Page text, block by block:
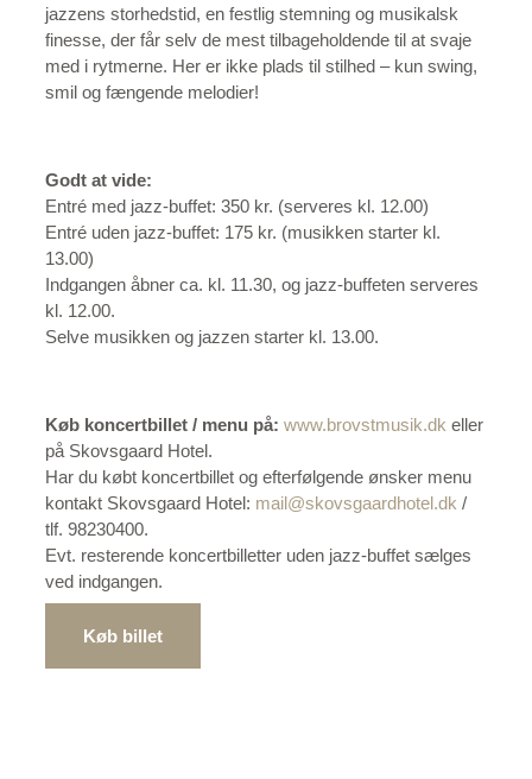
jazzens storhedstid, en festlig stemning og musikalsk
finesse, der får selv de mest tilbageholdende til at svaje
med i rytmerne. Her er ikke plads til stilhed – kun swing,
smil og fængende melodier!
Godt at vide:
Entré med jazz-buffet: 350 kr. (serveres kl. 12.00)
Entré uden jazz-buffet: 175 kr. (musikken starter kl.
13.00)
Indgangen åbner ca. kl. 11.30, og jazz-buffeten serveres
kl. 12.00.
Selve musikken og jazzen starter kl. 13.00.
Køb koncertbillet / menu på: www.brovstmusik.dk eller
på Skovsgaard Hotel.
Har du købt koncertbillet og efterfølgende ønsker menu
kontakt Skovsgaard Hotel: mail@skovsgaardhotel.dk /
tlf. 98230400.
Evt. resterende koncertbilletter uden jazz-buffet sælges
ved indgangen.
Køb billet